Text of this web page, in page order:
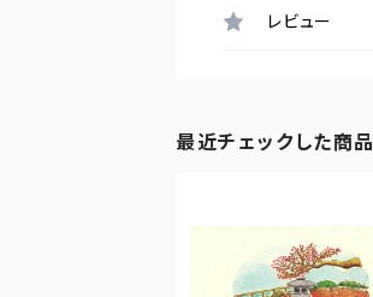
レビュー
最近チェックした商品